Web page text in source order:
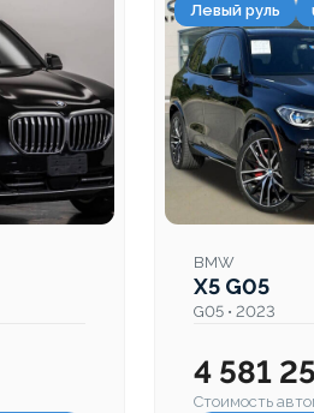
Левый руль
BMW
X5 G05
G05 • 2023
4 581
Стоимость